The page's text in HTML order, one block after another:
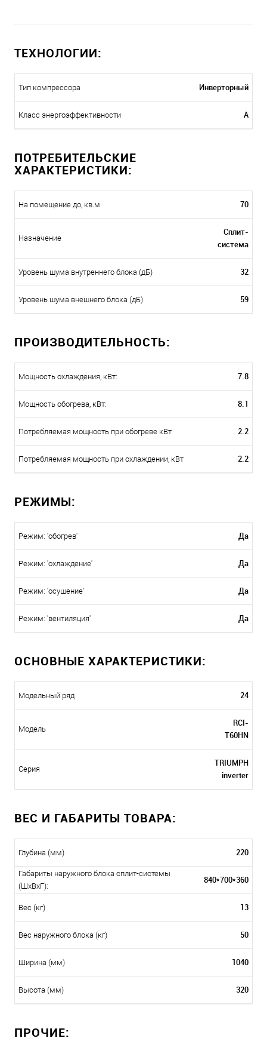
ТЕХНОЛОГИИ:
Тип компрессора Инверторный
Класс энергоэффективности A
ПОТРЕБИТЕЛЬСКИЕ
ХАРАКТЕРИСТИКИ:
На помещение до, кв.м 70
Назначение
Сплит-
система
Уровень шума внутреннего блока (дБ) 32
Уровень шума внешнего блока (дБ) 59
ПРОИЗВОДИТЕЛЬНОСТЬ:
Мощность охлаждения, кВт: 7.8
Мощность обогрева, кВт: 8.1
Потребляемая мощность при обогреве кВт 2.2
Потребляемая мощность при охлаждении, кВт 2.2
РЕЖИМЫ:
Режим: 'обогрев' Да
Режим: 'охлаждение' Да
Режим: 'осушение' Да
Режим: 'вентиляция' Да
ОСНОВНЫЕ ХАРАКТЕРИСТИКИ:
Модельный ряд 24
Модель
RCI-
T60HN
Серия
TRIUMPH
inverter
ВЕС И ГАБАРИТЫ ТОВАРА:
Глубина (мм) 220
Габариты наружного блока сплит-системы
(ШxВxГ):
840*700*360
Вес (кг) 13
Вес наружного блока (кг) 50
Ширина (мм) 1040
Высота (мм) 320
ПРОЧИЕ: